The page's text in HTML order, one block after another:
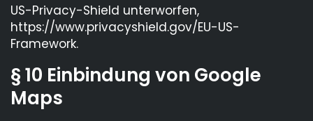
US-Privacy-Shield unterworfen,
https://www.privacyshield.gov/EU-US-
Framework.
§ 10 Einbindung von Google
Maps